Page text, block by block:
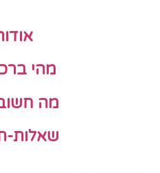
מהי
מה
שאלות-